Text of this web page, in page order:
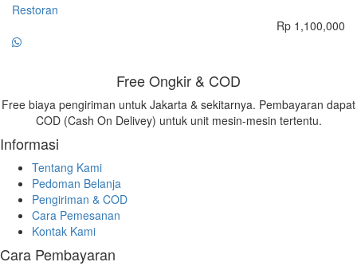
Restoran
Rp 1,100,000
Free Ongkir & COD
Free biaya pengiriman untuk Jakarta & sekitarnya. Pembayaran dapat
COD (Cash On Delivey) untuk unit mesin-mesin tertentu.
Informasi
Tentang Kami
Pedoman Belanja
Pengiriman & COD
Cara Pemesanan
Kontak Kami
Cara Pembayaran